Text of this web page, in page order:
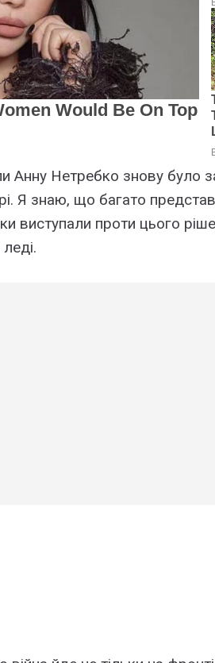
Анну Нетребко знову було
Я знаю, що багато
виступали проти цього